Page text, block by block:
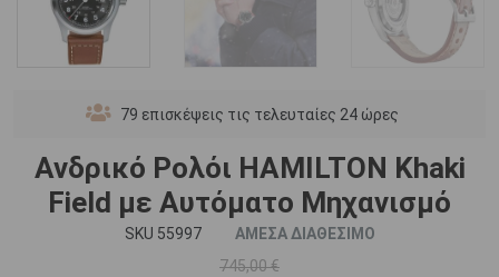
79 επισκέψεις τις τελευταίες 24 ώρες
Ανδρικό Ρολόι HAMILTON Khaki
Field με Αυτόματο Μηχανισμό
SKU 55997
ΑΜΕΣΑ ΔΙΑΘΕΣΙΜΟ
745,00 €